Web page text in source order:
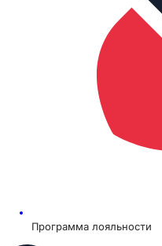
Программа лояльности